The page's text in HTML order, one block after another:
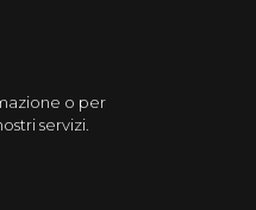
o per
servizi.